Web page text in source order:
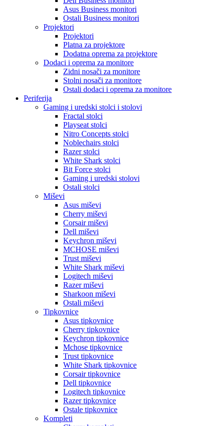
Asus Business monitori
Ostali Business monitori
Projektori
Projektori
Platna za projektore
Dodatna oprema za projektore
Dodaci i oprema za monitore
Zidni nosači za monitore
Stolni nosači za monitore
Ostali dodaci i oprema za monitore
Periferija
Gaming i uredski stolci i stolovi
Fractal stolci
Playseat stolci
Nitro Concepts stolci
Noblechairs stolci
Razer stolci
White Shark stolci
Bit Force stolci
Gaming i uredski stolovi
Ostali stolci
Miševi
Asus miševi
Cherry miševi
Corsair miševi
Dell miševi
Keychron miševi
MCHOSE miševi
Trust miševi
White Shark miševi
Logitech miševi
Razer miševi
Sharkoon miševi
Ostali miševi
Tipkovnice
Asus tipkovnice
Cherry tipkovnice
Keychron tipkovnice
Mchose tipkovnice
Trust tipkovnice
White Shark tipkovnice
Corsair tipkovnice
Dell tipkovnice
Logitech tipkovnice
Razer tipkovnice
Ostale tipkovnice
Kompleti